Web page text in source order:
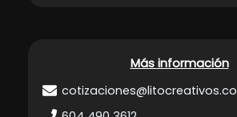
Más información
cotizaciones@litocreativos.co